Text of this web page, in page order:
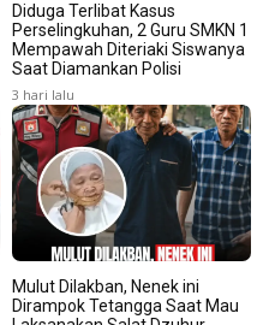
Diduga Terlibat Kasus
Perselingkuhan, 2 Guru SMKN 1
Mempawah Diteriaki Siswanya
Saat Diamankan Polisi
3 hari lalu
Mulut Dilakban, Nenek ini
Dirampok Tetangga Saat Mau